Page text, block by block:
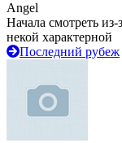
Angel
Начала смотреть
некой характерной
Последний рубеж